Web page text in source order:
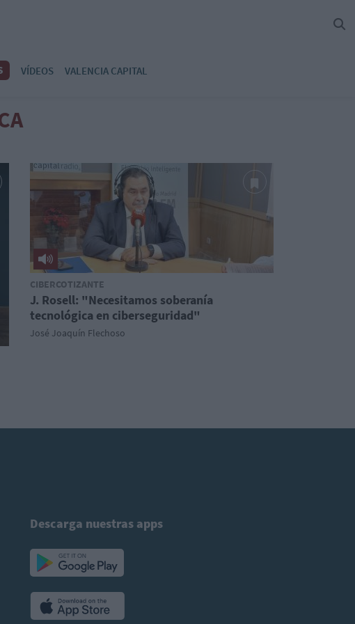
VÍDEOS VALENCIA CAPITAL
CIBERCOTIZANTE
J. Rosell: "Necesitamos soberanía
tecnológica en ciberseguridad"
José Joaquín Flechoso
Descarga nuestras apps